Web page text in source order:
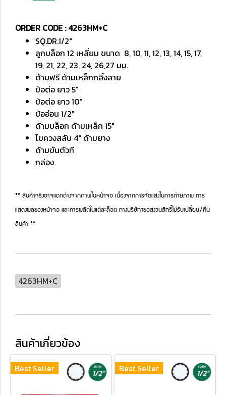
ORDER CODE : 4263HM+C
SQ.DR.1/2"
ลูกบล็อก 12 เหลี่ยม ขนาด 8, 10, 11, 12, 13, 14, 15, 17,
19, 21, 22, 23, 24, 26,27 มม.
ด้ามฟรี ด้ามเหล็กกลิ้งลาย
ข้อต่อ ยาว 5"
ข้อต่อ ยาว 10"
ข้ออ่อน 1/2"
ด้ามบล็อก ด้ามเหล็ก 15"
ไขควงสลับ 4" ด้ามยาง
ด้ามขันตัวที
กล่อง
** สินค้าจริงอาจแตกต่างจากภาพในหน้าจอ เนื่องจากการจัดแสงในการถ่ายภาพ การ
แสดงผลของหน้าจอ และการผลิตในแต่ละล็อต ทางบริษัทฯขอสงวนสิทธิ์ไม่รับเปลี่ยน/คืน
สินค้า **
4263HM+C
สินค้าเกี่ยวข้อง
Best Seller Best Seller